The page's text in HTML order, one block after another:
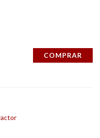
COMPRAR